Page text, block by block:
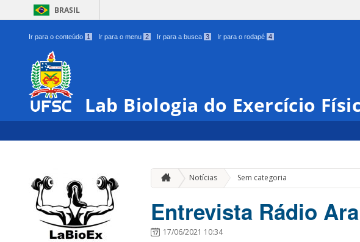
BRASIL
Ir para o conteúdo 1 Ir para o menu 2 Ir para a busca 3 Ir para o rodapé 4
Lab Biologia do Exercício
Notícias Sem categoria
Entrevista Rádio
17/06/2021 10:34